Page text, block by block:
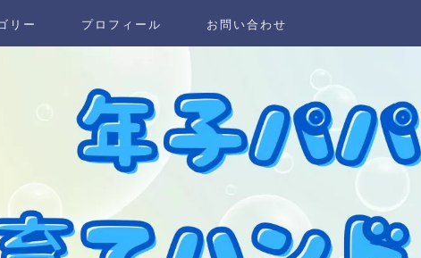
リー プロフィール お問い合わせ